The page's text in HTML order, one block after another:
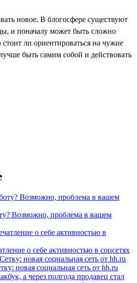
новое. В блогосфере существуют
и поначалу может быть сложно
ли ориентироваться на чужие
быть самим собой и действовать
Возможно, проблема в вашем
о себе активностью в соцсетях
новая социальная сеть от hh.ru